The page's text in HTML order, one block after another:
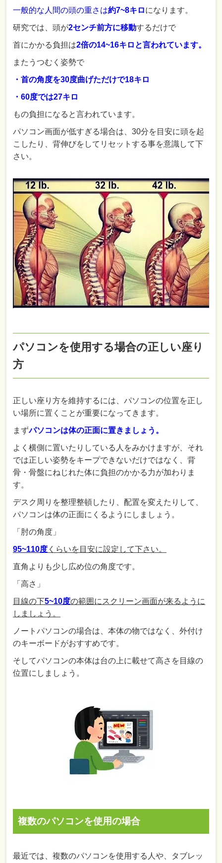
一般的な人間の頭の重さは約7~8キロになります。
研究では、頭が2センチ前方に移動するだけで
首にかかる負担は2倍の14~16キロと言われています。
またうつむく姿勢で
・首の角度を30度曲げただけで18キロ
・60度では27キロ
もの負担になると言われています。
パソコン画面が低すぎる場合は、30分を目安に頭を起
こしたり、背伸びをしてリセットする事を意識して下
さい。
パソコンを使用する場合の正しい座り
方
正しい座り方を維持するには、パソコンの位置を正し
い場所に置くことが重要になってきます。
まずパソコンは体の正面に置きましょう。
よく横側に置いたりしている人をみかけますが、それ
では正しい姿勢をキープできないだけではなく、背
骨・骨盤にねじれた体に負担のかかる力が加わりま
す。
デスク周りを整理整頓したり、配置を変えたりして、
パソコンは体の正面にくるようにしましょう。
「肘の角度」
95~110度 くらいを目安に設定して下さい。
直角よりも少し広め位の角度です。
「高さ」
目線の下5~10度の範囲にスクリーン画面が来るように
しましょう。
ノートパソコンの場合は、本体の物ではなく、外付け
のキーボードがおすすめです。
そしてパソコンの本体は台の上に載せて高さを目線の
位置にしましょう。
複数のパソコンを使用の場合
最近では、複数のパソコンを使用する人や、タブレッ